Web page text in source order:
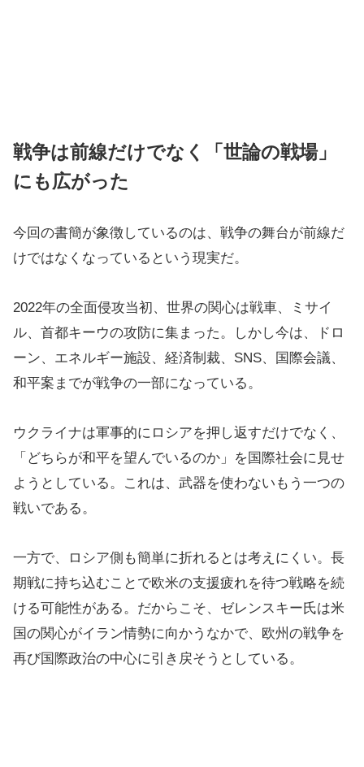
戦争は前線だけでなく「世論の戦場」
にも広がった
今回の書簡が象徴しているのは、戦争の舞台が前線だ
けではなくなっているという現実だ。
2022年の全面侵攻当初、世界の関心は戦車、ミサイ
ル、首都キーウの攻防に集まった。しかし今は、ドロ
ーン、エネルギー施設、経済制裁、SNS、国際会議、
和平案までが戦争の一部になっている。
ウクライナは軍事的にロシアを押し返すだけでなく、
「どちらが和平を望んでいるのか」を国際社会に見せ
ようとしている。これは、武器を使わないもう一つの
戦いである。
一方で、ロシア側も簡単に折れるとは考えにくい。長
期戦に持ち込むことで欧米の支援疲れを待つ戦略を続
ける可能性がある。だからこそ、ゼレンスキー氏は米
国の関心がイラン情勢に向かうなかで、欧州の戦争を
再び国際政治の中心に引き戻そうとしている。